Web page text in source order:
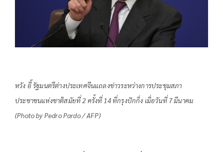
หวัง อี้ รัฐมนตรีต่างประเทศจีนแถลงข่าวระหว่างการประชุมสภา
ประชาชนแห่งชาติสมัยที่ 2 ครั้งที่ 14 ที่กรุงปักกิ่ง เมื่อวันที่ 7 มีนาคม
(Photo by Pedro Pardo / AFP)